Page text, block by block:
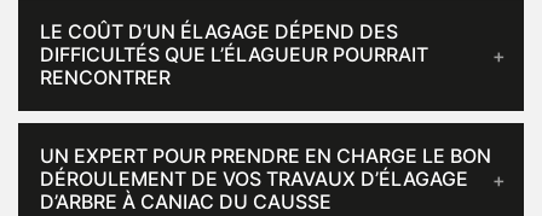
LE COÛT D’UN ÉLAGAGE DÉPEND DES
DIFFICULTÉS QUE L’ÉLAGUEUR POURRAIT
RENCONTRER
UN EXPERT POUR PRENDRE EN CHARGE LE BON
DÉROULEMENT DE VOS TRAVAUX D’ÉLAGAGE
D’ARBRE À CANIAC DU CAUSSE